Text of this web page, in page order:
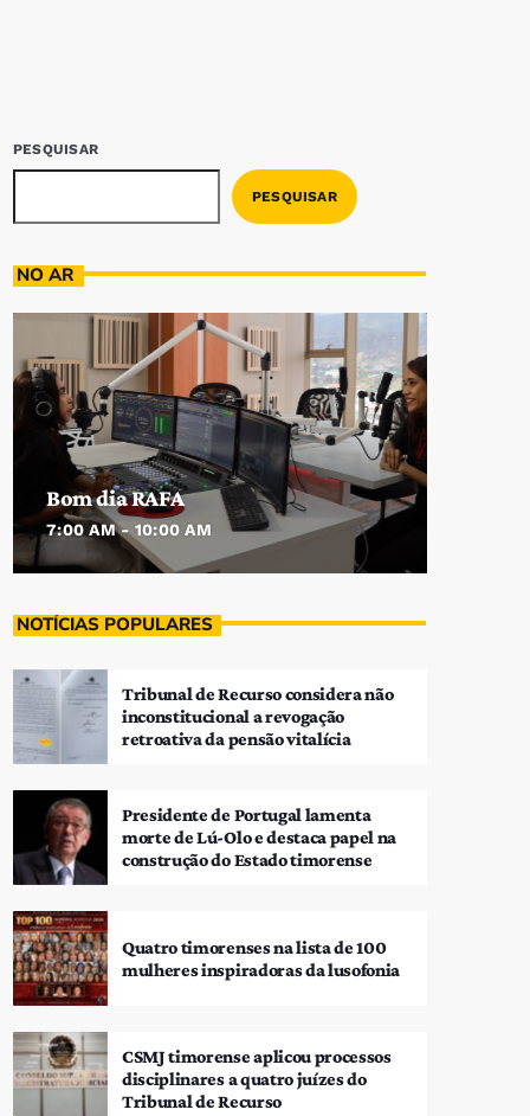
PESQUISAR
PESQUISAR
NO AR
Bom dia RAFA
7:00 AM - 10:00 AM
NOTÍCIAS POPULARES
Tribunal de Recurso considera não
inconstitucional a revogação
retroativa da pensão vitalícia
Presidente de Portugal lamenta
morte de Lú-Olo e destaca papel na
construção do Estado timorense
Quatro timorenses na lista de 100
mulheres inspiradoras da lusofonia
CSMJ timorense aplicou processos
disciplinares a quatro juízes do
Tribunal de Recurso